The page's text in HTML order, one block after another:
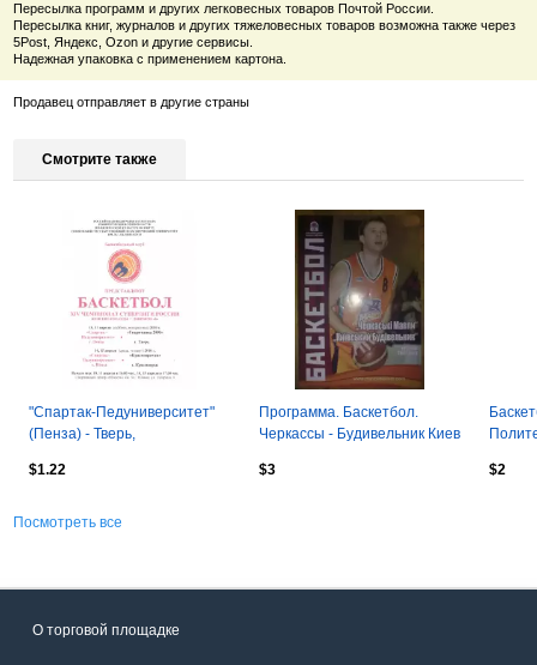
Пересылка программ и других легковесных товаров Почтой России.
Пересылка книг, журналов и других тяжеловесных товаров возможна также через
5Post, Яндекс,Ozon и другие сервисы.
Надежная упаковка с применением картона.
Продавец отправляет в другие страны
Смотрите также
"Спартак-Педуниверситет"
(Пенза) - Тверь,
- 2010г.
$1.22
Программа. Баскетбол.
Черкассы - Будивельник Киев
$3
$2
Посмотреть все
О торговой площадке